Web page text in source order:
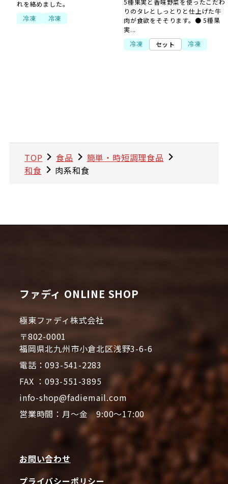
れを絡めました。
冷凍
冷凍
5種果実と香味野菜を使ったこだわ
りのタレとしっとりと仕上げた牛
肉が食欲をそそります。● 5種果
実...
冷凍
セット 冷凍
TOP 食品
簡単・時短調理食品
和食
肉系和食
ファディ ONLINE SHOP
極東ファディ株式会社
〒802-0001
福岡県北九州市小倉北区浅野3-6-6
電話：093-541-2283
FAX ：093-551-3895
info-shop@fadiemail.com
営業時間：月～金 9:00～17:00
お問い合わせ
プライバシーポリシー